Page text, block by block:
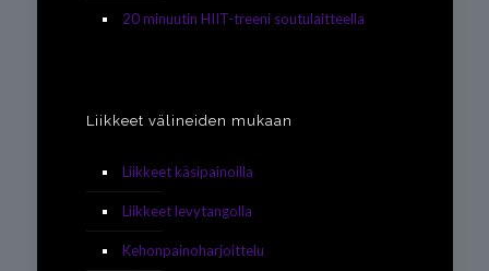
20 minuutin HIIT-treeni soutulaitteella
Liikkeet välineiden mukaan
Liikkeet käsipainoilla
Liikkeet levytangolla
Kehonpainoharjoittelu